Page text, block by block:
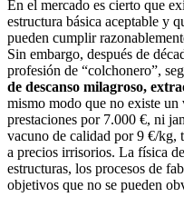
En el mercado es cierto que
estructura básica aceptable y
pueden cumplir
Sin embargo, después de
profesión de “colchonero”,
de descanso milagroso,
mismo modo que no existe
prestaciones por 7.000 €, ni
vacuno de calidad por 9 €/kg,
a precios irrisorios. La física
estructuras, los procesos de
objetivos que no se pueden